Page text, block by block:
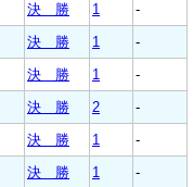
決 勝 1
-
決 勝 1
-
決 勝 1
-
決 勝 2
-
決 勝 1
-
決 勝 1 -